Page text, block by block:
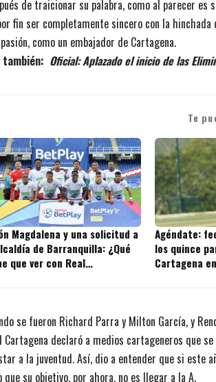
de traicionar su palabra, como al parecer
fin ser completamente sincero con la
como un embajador de Cartagena.
también: Oficial: Aplazado el inicio de las
Te
Magdalena y una solicitud a
de Barranquilla: ¿Qué
que ver con Real
Agéndate:
los quince
Cartagena
se fueron Richard Parra y Milton García, y
Cartagena declaró a medios cartageneros que
a la juventud. Así, dio a entender que si este
que su objetivo, por ahora, no es llegar a la A.